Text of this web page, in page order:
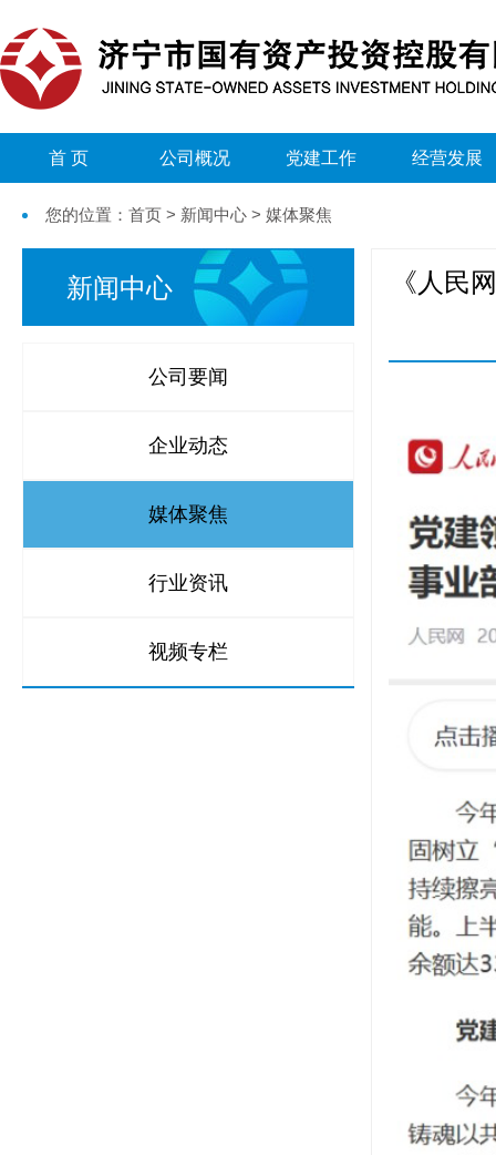
首 页 公司概况 党建工作 经营发展
您的位置：首页 > 新闻中心 > 媒体聚焦
新闻中心
公司要闻
企业动态
媒体聚焦
行业资讯
视频专栏
《人民